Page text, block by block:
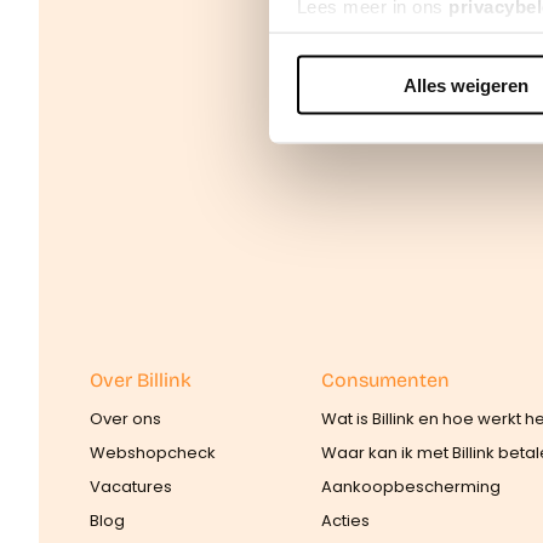
Lees meer in ons
We werken samen met42
Alles weigeren
Over Billink
Over ons
Webshopcheck
Vacatures
Blog
Consumenten
Wat is Billink en hoe werkt
Waar kan ik met Billink
Aankoopbescherming
Acties